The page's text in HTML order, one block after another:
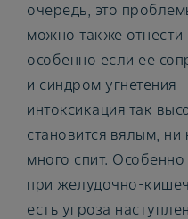
очередь, это
можно также
особенно если ее
и синдром угнетения
интоксикация так
становится вялым, ни
много спит.
при желудочно-
есть угроза